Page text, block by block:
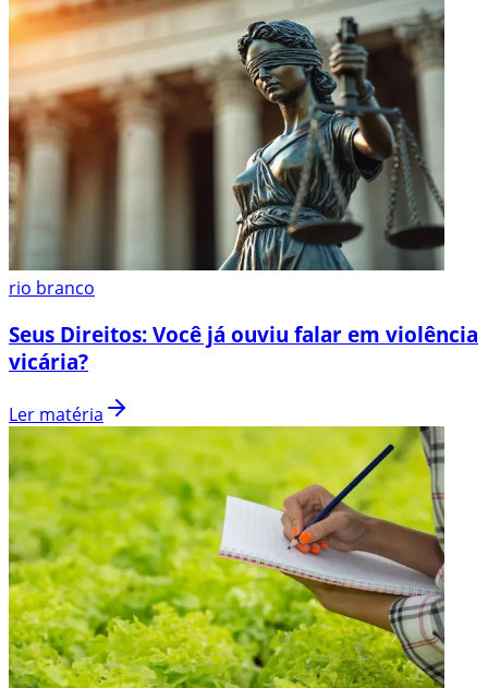
rio branco
Seus Direitos: Você já ouviu falar em violência
vicária?
Ler matéria